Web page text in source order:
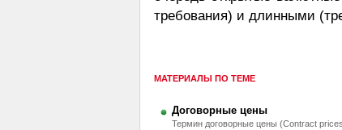
требования) и длинными
МАТЕРИАЛЫ ПО ТЕМЕ
Договорные цены
Термин договорные цены (Contract